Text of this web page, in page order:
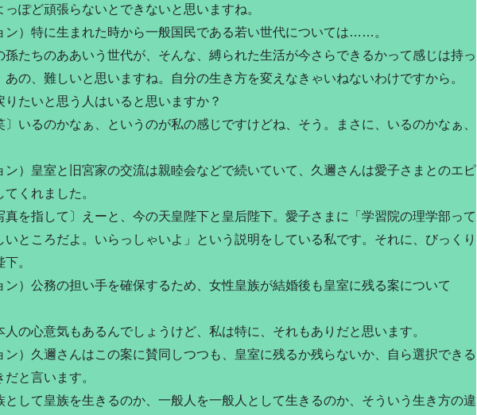
っぽど頑張らないとできないと思いますね。
ン）特に生まれた時から一般国民である若い世代については……。
孫たちのああいう世代が、そんな、縛られた生活が今さらできるかって感じは持っ
あの、難しいと思いますね。自分の生き方を変えなきゃいねないわけですから。
りたいと思う人はいると思いますか？
〕いるのかなぁ、というのが私の感じですけどね、そう。まさに、いるのかなぁ、
ン）皇室と旧宮家の交流は親睦会などで続いていて、久邇さんは愛子さまとのエピ
くれました。
真を指して〕えーと、今の天皇陛下と皇后陛下。愛子さまに「学習院の理学部って
いところだよ。いらっしゃいよ」という説明をしている私です。それに、びっくり
。
ン）公務の担い手を確保するため、女性皇族が結婚後も皇室に残る案について
人の心意気もあるんでしょうけど、私は特に、それもありだと思います。
ン）久邇さんはこの案に賛同しつつも、皇室に残るか残らないか、自ら選択できる
と言います。
として皇族を生きるのか、一般人を一般人として生きるのか、そういう生き方の違